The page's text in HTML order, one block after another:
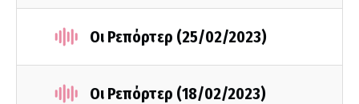
Οι Ρεπόρτερ (25/02/2023)
Οι Ρεπόρτερ (18/02/2023)